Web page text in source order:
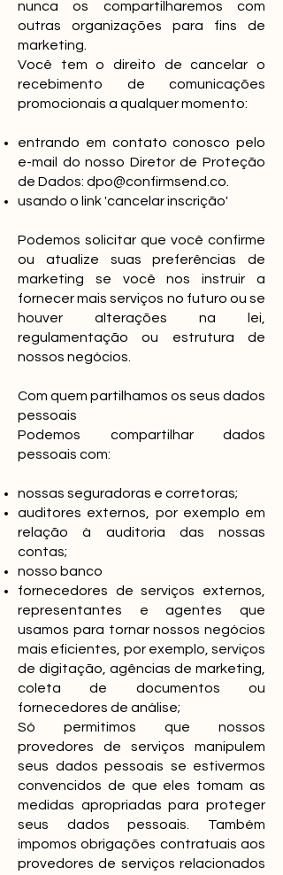
nunca os compartilharemos com
outras organizações para fins de
marketing.
Você tem o direito de cancelar o
recebimento de comunicações
promocionais a qualquer momento:
entrando em contato conosco pelo
e-mail do nosso Diretor de Proteção
de Dados: dpo@confirmsend.co
usando o link 'cancelar inscrição'
Podemos solicitar que você confirme
ou atualize suas preferências de
marketing se você nos instruir a
fornecer mais serviços no futuro ou se
houver alterações na lei,
regulamentação ou estrutura de
nossos negócios.
Com quem partilhamos os seus dados
pessoais
Podemos compartilhar dados
pessoais com:
nossas seguradoras e corretoras;
auditores externos, por exemplo em
relação à auditoria das nossas
contas;
nosso banco
fornecedores de serviços externos,
representantes e agentes que
usamos para tornar nossos negócios
mais eficientes, por exemplo, serviços
de digitação, agências de marketing,
coleta de documentos ou
fornecedores de análise;
Só permitimos que nossos
provedores de serviços manipulem
seus dados pessoais se estivermos
convencidos de que eles tomam as
medidas apropriadas para proteger
seus dados pessoais. Também
impomos obrigações contratuais aos
provedores de serviços relacionados